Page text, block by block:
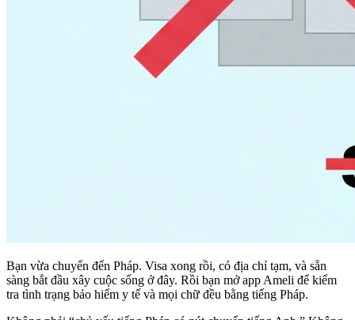
Bạn vừa chuyển đến Pháp. Visa xong rồi, có địa chỉ tạm, và sẵn
sàng bắt đầu xây cuộc sống ở đây. Rồi bạn mở app Ameli để kiểm
tra tình trạng bảo hiểm y tế và mọi chữ đều bằng tiếng Pháp.